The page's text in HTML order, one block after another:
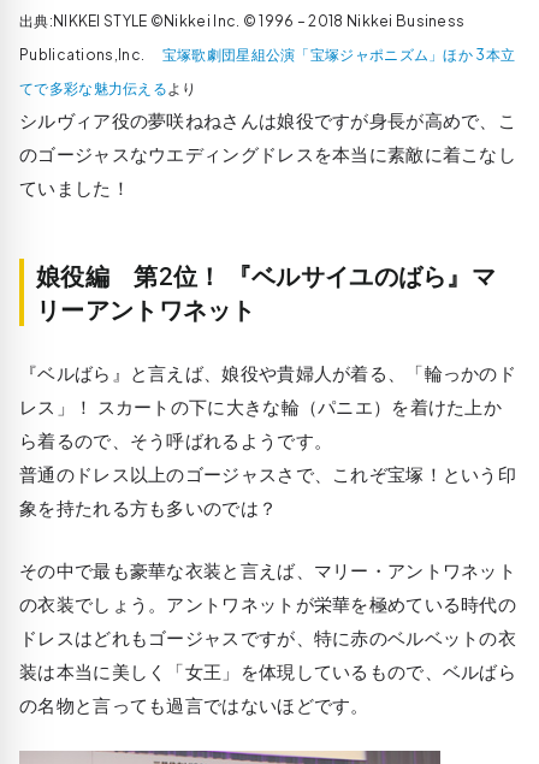
出典:NIKKEI STYLE ©Nikkei Inc. © 1996 – 2018 Nikkei Business
Publications,Inc. 宝塚歌劇団星組公演「宝塚ジャポニズム」ほか 3本立
てで多彩な魅力伝える より
シルヴィア役の夢咲ねねさんは娘役ですが身長が高めで、こ
のゴージャスなウエディングドレスを本当に素敵に着こなし
ていました！
娘役編 第2位！ 『ベルサイユのばら』マ
リーアントワネット
『ベルばら』と言えば、娘役や貴婦人が着る、「輪っかのド
レス」！ スカートの下に大きな輪（パニエ）を着けた上か
ら着るので、そう呼ばれるようです。
普通のドレス以上のゴージャスさで、これぞ宝塚！という印
象を持たれる方も多いのでは？
その中で最も豪華な衣装と言えば、マリー・アントワネット
の衣装でしょう。アントワネットが栄華を極めている時代の
ドレスはどれもゴージャスですが、特に赤のベルベットの衣
装は本当に美しく「女王」を体現しているもので、ベルばら
の名物と言っても過言ではないほどです。